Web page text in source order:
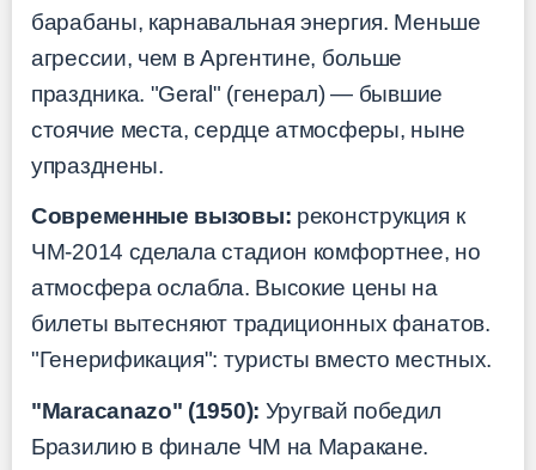
барабаны, карнавальная энергия. Меньше
агрессии, чем в Аргентине, больше
праздника. "Geral" (генерал) — бывшие
стоячие места, сердце атмосферы, ныне
упразднены.
Современные вызовы: реконструкция к
ЧМ-2014 сделала стадион комфортнее, но
атмосфера ослабла. Высокие цены на
билеты вытесняют традиционных фанатов.
"Генерификация": туристы вместо местных.
"Maracanazo" (1950): Уругвай победил
Бразилию в финале ЧМ на Маракане.